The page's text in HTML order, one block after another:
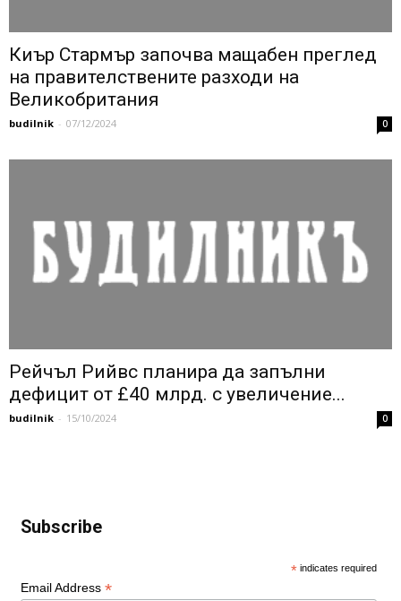
Киър Стармър започва мащабен преглед
на правителствените разходи на
Великобритания
budilnik - 07/12/2024 0
Рейчъл Рийвс планира да запълни
дефицит от £40 млрд. с увеличение...
budilnik - 15/10/2024 0
Subscribe
* indicates required
Email Address *